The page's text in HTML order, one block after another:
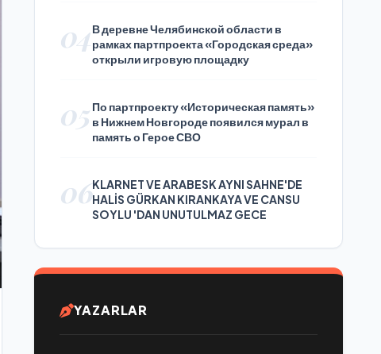
04В деревне Челябинской области в
рамках партпроекта «Городская среда»
открыли игровую площадку
05 По партпроекту «Историческая память»
в Нижнем Новгороде появился мурал в
память о Герое СВО
06KLARNET VE ARABESK AYNI SAHNE'DE
HALİS GÜRKAN KIRANKAYA VE CANSU
SOYLU 'DAN UNUTULMAZ GECE
YAZARLAR